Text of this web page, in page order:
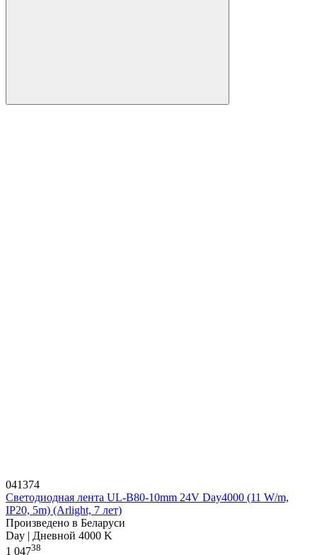
041374
Светодиодная лента UL-B80-10mm 24V Day4000 (11 W/m,
IP20, 5m) (Arlight, 7 лет)
Произведено в Беларуси
Day | Дневной 4000 K
1 04738